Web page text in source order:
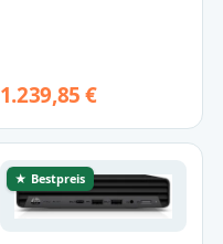
1.239,85 €
★ Bestpreis